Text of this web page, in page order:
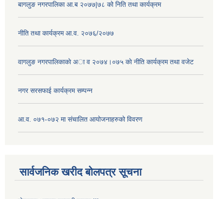
बागलुङ नगरपालिका आ.ब २०७७|७८ को निति तथा कार्यक्रम
नीति तथा कार्यक्रम आ.व. २०७६/२०७७
वागलुङ नगरपालिकाकाे अा‍ व २०७४।०७५ काे नीति कार्यक्रम तथा वजेट
नगर सरसफाई कार्यक्रम सम्पन्न
आ.व. ०७१-०७२ मा संचालित आयोजनाहरुको विवरण
सार्वजनिक खरीद बोलपत्र सूचना